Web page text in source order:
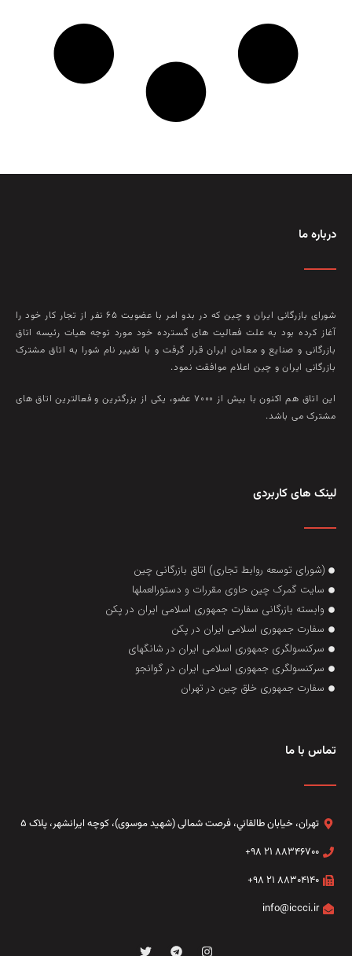
درباره ما
شورای بازرگانی ایران و چین که در بدو امر با عضويت ۶۵ نفر از تجار کار خود را
آغاز کرده بود به علت فعاليت‌ های گسترده خود مورد توجه هيات رئيسه اتاق
بازرگانی و صنايع و معادن ايران قرار گرفت و با تغيير نام شورا به اتاق مشترک
بازرگانی ايران و چين اعلام موافقت نمود.
این اتاق هم‌ اکنون با بيش از ۷۰۰۰ عضو، يکی از بزرگترين و فعالترين اتاق‌ های
مشترک می باشد.
لینک های کاربردی
(شورای توسعه روابط تجاری) اتاق بازرگانی چین
سایت گمرک چین حاوی مقررات و دستورالعملها
وابسته بازرگانی سفارت جمهوری اسلامی ایران در پکن
سفارت جمهوری اسلامی ایران در پکن
سرکنسولگری جمهوری اسلامی ایران در شانگهای
سرکنسولگری جمهوری اسلامی ایران در گوانجو
سفارت جمهوری خلق چین در تهران
تماس با ما
تهران، خيابان طالقاني،‌ فرصت شمالی (شهید موسوی)، کوچه ایرانشهر، پلاک ۵
۸۸۳۴۶۷۰۰ ۲۱ ۹۸+
۸۸۳۰۴۱۴۰ ۲۱ ۹۸+
info@iccci.ir